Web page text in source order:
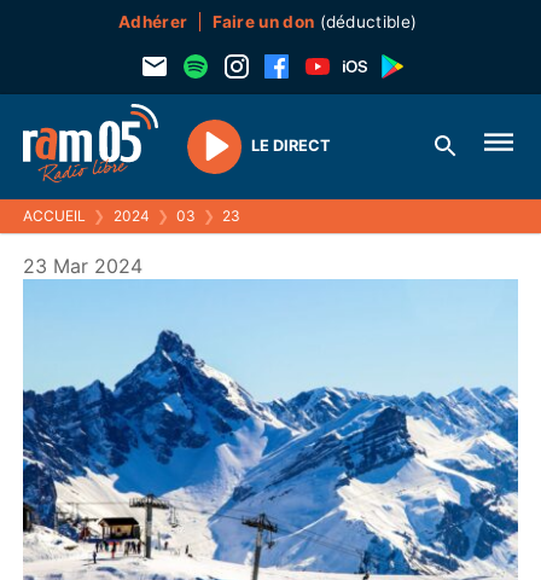
Adhérer Faire un don (déductible)
Play
LE DIRECT
ACCUEIL ❯ 2024 ❯ 03 ❯ 23
23 Mar 2024